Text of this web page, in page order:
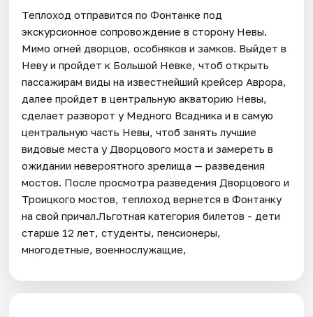
Теплоход отправится по Фонтанке под
экскурсионное сопровождение в сторону Невы.
Мимо огней дворцов, особняков и замков. Выйдет в
Неву и пройдет к Большой Невке, чтоб открыть
пассажирам виды на известнейший крейсер Аврора,
далее пройдет в центральную акваторию Невы,
сделает разворот у Медного Всадника и в самую
центральную часть Невы, чтоб занять лучшие
видовые места у Дворцового моста и замереть в
ожидании невероятного зрелища — разведения
мостов. После просмотра разведения Дворцового и
Троицкого мостов, теплоход вернется в Фонтанку
на свой причал.Льготная категория билетов - дети
старше 12 лет, студенты, пенсионеры,
многодетные, военнослужащие,